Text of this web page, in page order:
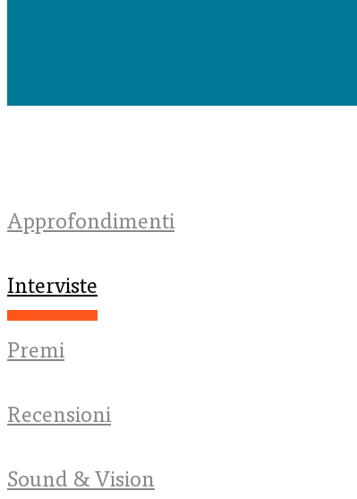
Approfondimenti
Interviste
Premi
Recensioni
Sound & Vision